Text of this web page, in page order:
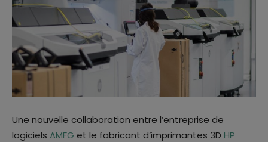
Une nouvelle collaboration entre l’entreprise de
logiciels AMFG et le fabricant d’imprimantes 3D HP